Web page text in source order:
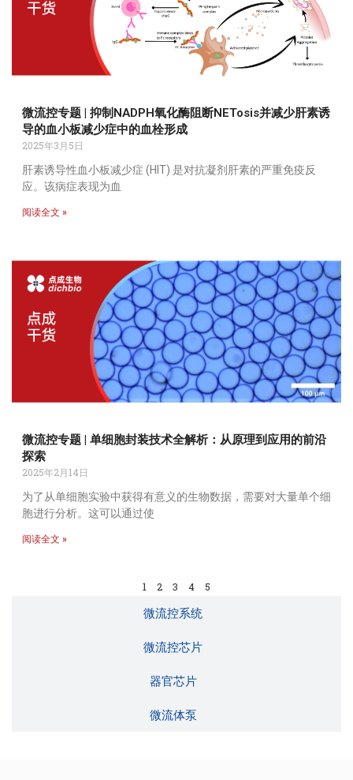
微流控系统
微流控芯片
器官芯片
微流体泵
微流控专题 | 抑制NADPH氧化酶阻断NETosis并减少肝素诱
导的血小板减少症中的血栓形成
2025年3月5日
肝素诱导性血小板减少症 (HIT) 是对抗凝剂肝素的严重免疫反
应。该病症表现为血
阅读全文 »
微流控专题 | 单细胞封装技术全解析：从原理到应用的前沿
探索
2025年2月14日
为了从单细胞实验中获得有意义的生物数据，需要对大量单个细
胞进行分析。这可以通过使
阅读全文 »
1 2 3 4 5